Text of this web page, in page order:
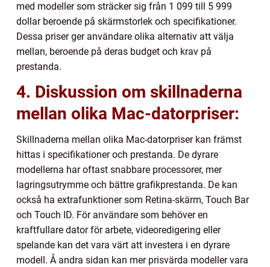
med modeller som sträcker sig från 1 099 till 5 999
dollar beroende på skärmstorlek och specifikationer.
Dessa priser ger användare olika alternativ att välja
mellan, beroende på deras budget och krav på
prestanda.
4. Diskussion om skillnaderna
mellan olika Mac-datorpriser:
Skillnaderna mellan olika Mac-datorpriser kan främst
hittas i specifikationer och prestanda. De dyrare
modellerna har oftast snabbare processorer, mer
lagringsutrymme och bättre grafikprestanda. De kan
också ha extrafunktioner som Retina-skärm, Touch Bar
och Touch ID. För användare som behöver en
kraftfullare dator för arbete, videoredigering eller
spelande kan det vara värt att investera i en dyrare
modell. Å andra sidan kan mer prisvärda modeller vara